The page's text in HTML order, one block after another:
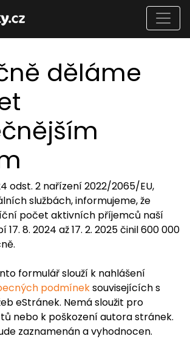
děláme
odst. 2 nařízení 2022/2065/EU,
službách, informujeme, že
počet aktivních příjemců naší
17. 8. 2024 až 17. 2. 2025 činil 600 000
formulář slouží k nahlášení
podmíneksouvisejících s
eStránek. Nemá sloužit pro
nebo k poškození autora stránek.
zaznamenán a vyhodnocen.